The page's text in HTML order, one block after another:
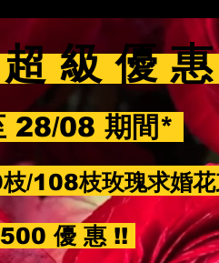
級 優
28/08 期間*
/108枝玫瑰求婚
優 惠 !!